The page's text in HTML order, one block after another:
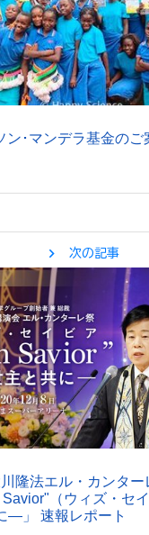
ン･マンデラ基金のご
chevron_right 次の記事
隆法エル・カンター
Savior"（ウィズ・セ
―」 速報レポート